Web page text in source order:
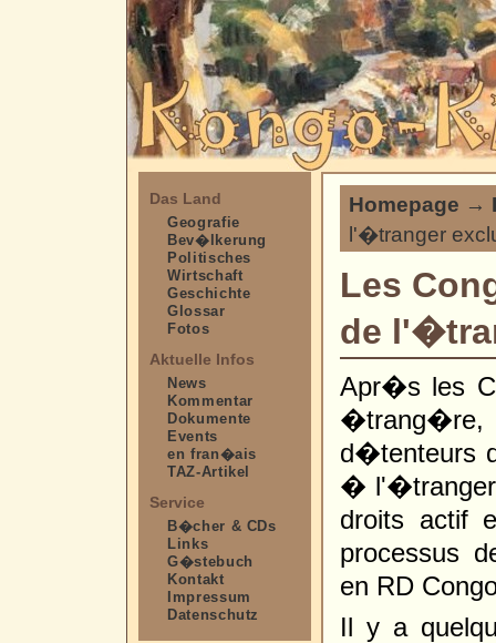
Das Land
Geografie
Bev�lkerung
Politisches
Wirtschaft
Geschichte
Glossar
Fotos
Aktuelle Infos
News
Kommentar
Dokumente
Events
en fran�ais
TAZ-Artikel
Service
B�cher & CDs
Links
G�stebuch
Kontakt
Impressum
Datenschutz
Homepage →
l'�tranger
Les
de
Apr�s les
�trang�re,
d�tenteurs
� l'�tranger
droits actif
processus
en RD
Il y a